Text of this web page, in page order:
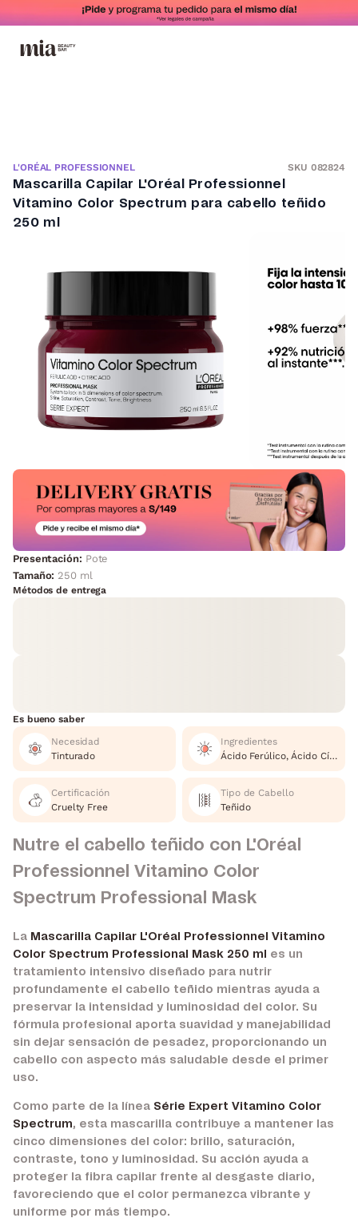
L'ORÉAL PROFESSIONNEL SKU 082824
Mascarilla Capilar L'Oréal Professionnel
Vitamino Color Spectrum para cabello teñido
250 ml
Presentación: Pote
Tamaño: 250 ml
Métodos de entrega
Es bueno saber
Necesidad
Tinturado
Ingredientes
Ácido Ferúlico, Ácido Cítrico
Certificación
Cruelty Free
Tipo de Cabello
Teñido
Nutre el cabello teñido con L'Oréal
Professionnel Vitamino Color
Spectrum Professional Mask
La Mascarilla Capilar L'Oréal Professionnel Vitamino
Color Spectrum Professional Mask 250 ml
es un
tratamiento intensivo diseñado para nutrir
profundamente el cabello teñido mientras ayuda a
preservar la intensidad y luminosidad del color. Su
fórmula profesional aporta suavidad y manejabilidad
sin dejar sensación de pesadez, proporcionando un
cabello con aspecto más saludable desde el primer
uso.
Como parte de la línea Série Expert Vitamino Color
Spectrum, esta mascarilla contribuye a mantener las
cinco dimensiones del color: brillo, saturación,
contraste, tono y luminosidad. Su acción ayuda a
proteger la fibra capilar frente al desgaste diario,
favoreciendo que el color permanezca vibrante y
uniforme por más tiempo.